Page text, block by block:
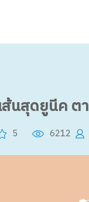
ส้นสุดยูนีค ต
5 6212